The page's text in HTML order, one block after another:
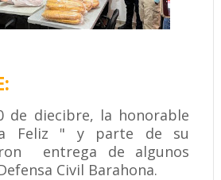
de diecibre, la honorable
Feliz " y parte de su
entrega de algunos
Civil Barahona.